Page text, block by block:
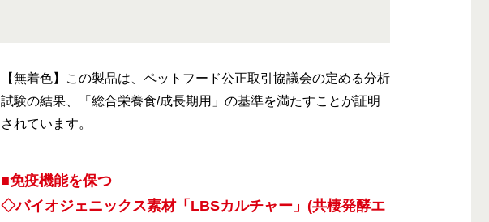
【無着色】この製品は、ペットフード公正取引協議会の定める分析
試験の結果、「総合栄養食/成長期用」の基準を満たすことが証明
されています。
■免疫機能を保つ
◇バイオジェニックス素材「LBSカルチャー」(共棲発酵エ